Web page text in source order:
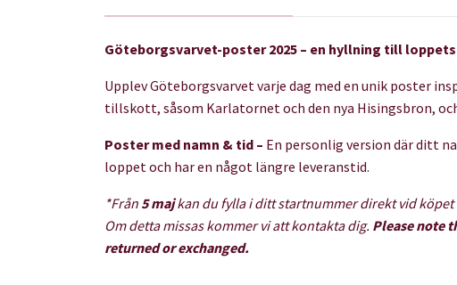
Göteborgsvarvet-poster 2025 – en hyllning till
Upplev Göteborgsvarvet varje dag med en unik poster
tillskott, såsom Karlatornet och den nya Hisingsbron,
Poster med namn & tid – En personlig version där ditt
loppet och har en något längre leveranstid.
*Från5 maj kan du fylla i ditt startnummer direkt vid
Om detta missas kommer vi att kontakta dig. Please note
returned or exchanged.